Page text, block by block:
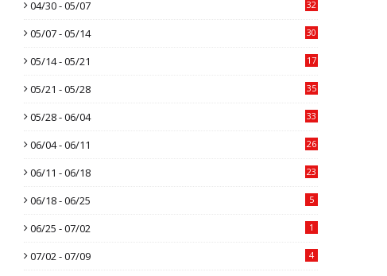
04/30 - 05/07 32
05/07 - 05/14 30
05/14 - 05/21 17
05/21 - 05/28 35
05/28 - 06/04 33
06/04 - 06/11 26
06/11 - 06/18 23
06/18 - 06/25 5
06/25 - 07/02 1
07/02 - 07/09 4